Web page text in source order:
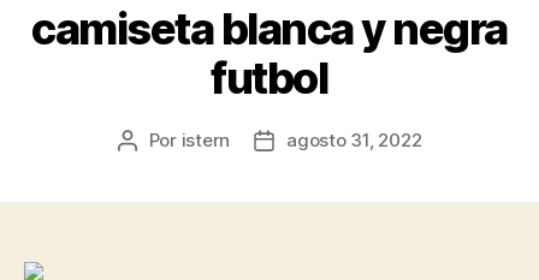
camiseta blanca y negra
futbol
Autor
Por istern
Fechaagosto 31, 2022